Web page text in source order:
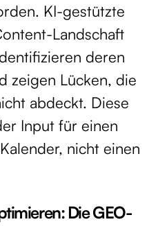
KI-gestützte
Landschaft
deren
zeigen Lücken, die
abdeckt. Diese
Input für einen
nicht einen
Die GEO-